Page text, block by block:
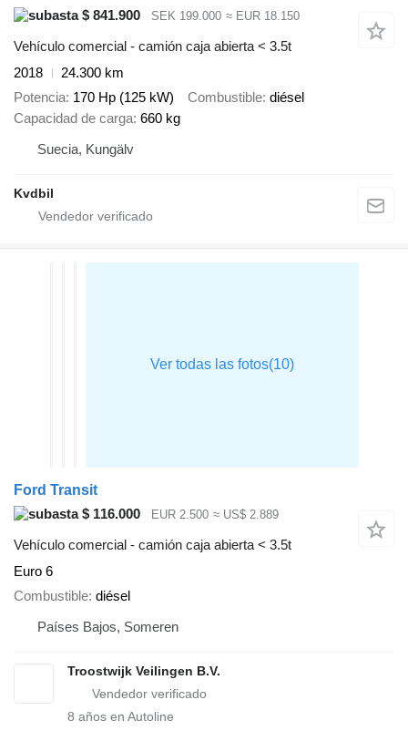
$ 841.900
SEK 199.000 ≈ EUR 18.150
Vehículo comercial - camión caja abierta < 3.5t
2018
24.300 km
Potencia 170 Hp (125 kW) Combustible diésel
Capacidad de carga 660 kg
Suecia, Kungälv
Kvdbil
Ford Transit
$ 116.000
EUR 2.500 ≈ US$ 2.889
Vehículo comercial - camión caja abierta < 3.5t
Euro 6
Combustible diésel
Países Bajos, Someren
Troostwijk Veilingen B.V.
8 años en Autoline